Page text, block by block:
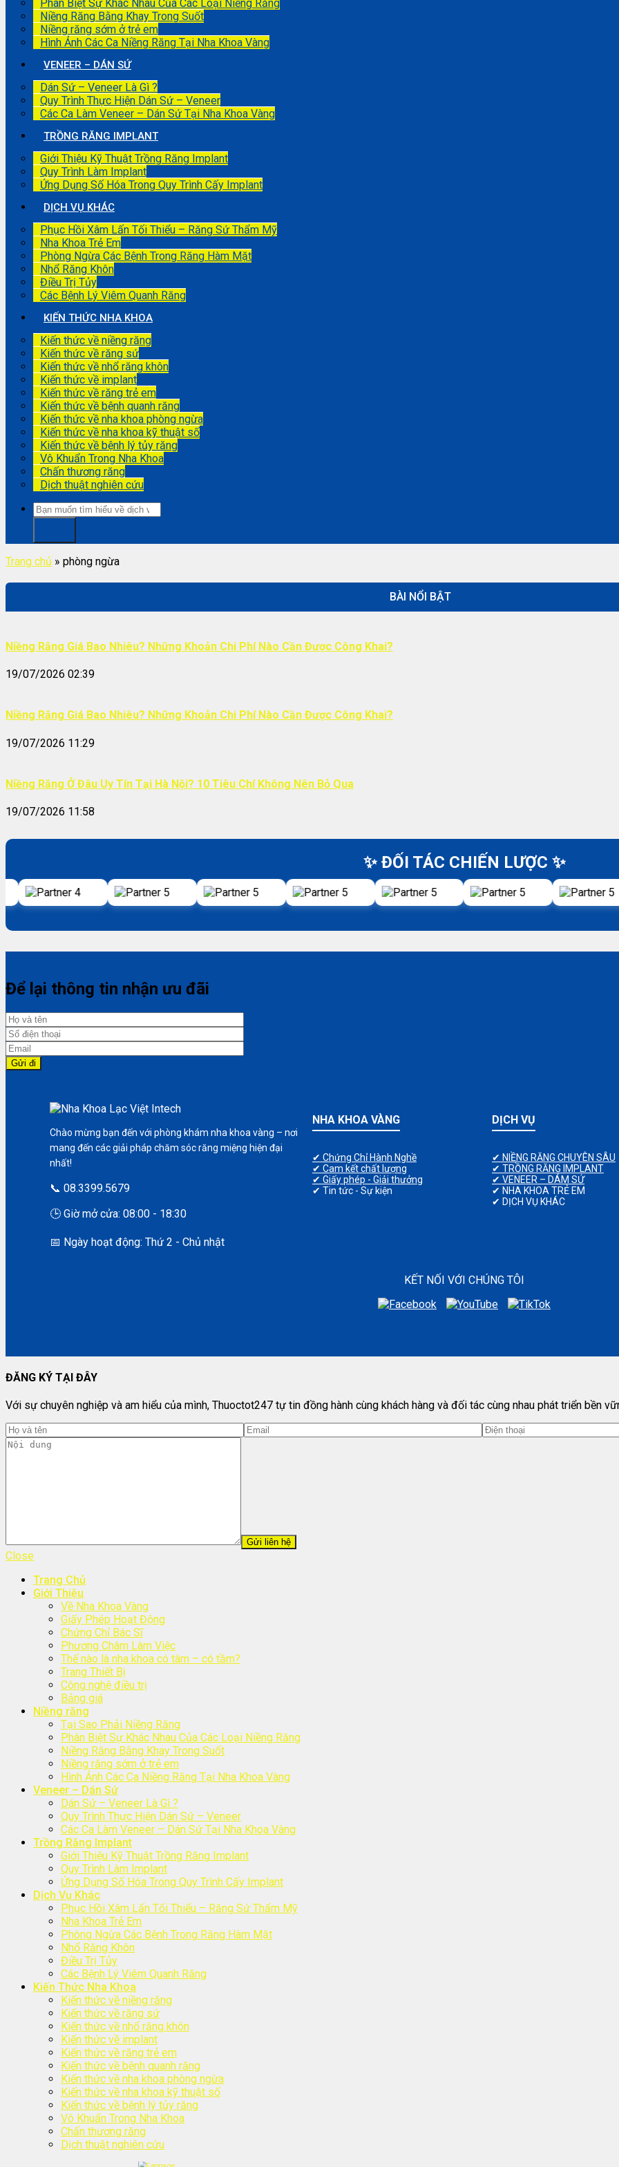
Phân Biệt Sự Khác Nhau Của Các Loại Niềng Răng
Niềng Răng Bằng Khay Trong Suốt
Niềng răng sớm ở trẻ em
Hình Ảnh Các Ca Niềng Răng Tại Nha Khoa Vàng
VENEER – DÁN SỨ
Dán Sứ – Veneer Là Gì ?
Quy Trình Thực Hiện Dán Sứ – Veneer
Các Ca Làm Veneer – Dán Sứ Tại Nha Khoa Vàng
TRỒNG RĂNG IMPLANT
Giới Thiệu Kỹ Thuật Trồng Răng Implant
Quy Trình Làm Implant
Ứng Dụng Số Hóa Trong Quy Trình Cấy Implant
DỊCH VỤ KHÁC
Phục Hồi Xâm Lấn Tối Thiểu – Răng Sứ Thẩm Mỹ
Nha Khoa Trẻ Em
Phòng Ngừa Các Bệnh Trong Răng Hàm Mặt
Nhổ Răng Khôn
Điều Trị Tủy
Các Bệnh Lý Viêm Quanh Răng
KIẾN THỨC NHA KHOA
Kiến thức về niềng răng
Kiến thức về răng sứ
Kiến thức về nhổ răng khôn
Kiến thức về implant
Kiến thức về răng trẻ em
Kiến thức về bệnh quanh răng
Kiến thức về nha khoa phòng ngừa
Kiến thức về nha khoa kỹ thuật số
Kiến thức về bệnh lý tủy răng
Vô Khuẩn Trong Nha Khoa
Chấn thương răng
Dịch thuật nghiên cứu
Trang chủ » phòng ngừa
BÀI NỔI BẬT
Niềng Răng Giá Bao Nhiêu? Những Khoản Chi Phí Nào Cần Được Công Khai?
19/07/2026 02:39
Niềng Răng Giá Bao Nhiêu? Những Khoản Chi Phí Nào Cần Được Công Khai?
19/07/2026 11:29
Niềng Răng Ở Đâu Uy Tín Tại Hà Nội? 10 Tiêu Chí Không Nên Bỏ Qua
19/07/2026 11:58
✨ ĐỐI TÁC CHIẾN LƯỢC ✨
Để lại thông tin nhận ưu đãi
Chào mừng bạn đến với phòng khám nha khoa vàng – nơi
mang đến các giải pháp chăm sóc răng miệng hiện đại
nhất!
📞 08.3399.5679
🕒 Giờ mở cửa: 08:00 - 18:30
📅 Ngày hoạt động: Thứ 2 - Chủ nhật
NHA KHOA VÀNG
✔ Chứng Chỉ Hành Nghề
✔ Cam kết chất lượng
✔ Giấy phép - Giải thưởng
✔ Tin tức - Sự kiện
DỊCH VỤ
✔ NIỀNG RĂNG CHUYÊN SÂU
✔ TRỒNG RĂNG IMPLANT
✔ VENEER – DÁM SỨ
✔ NHA KHOA TRẺ EM
✔ DỊCH VỤ KHÁC
KẾT NỐI VỚI CHÚNG TÔI
ĐĂNG KÝ TẠI ĐÂY
Với sự chuyên nghiệp và am hiểu của mình, Thuoctot247 tự tin đồng hành cùng khách hàng và đối tác cùng nhau phát triển bền
Close
Trang Chủ
Giới Thiệu
Về Nha Khoa Vàng
Giấy Phép Hoạt Động
Chứng Chỉ Bác Sĩ
Phương Châm Làm Việc
Thế nào là nha khoa có tâm – có tầm?
Trang Thiết Bị
Công nghệ điều trị
Bảng giá
Niềng răng
Tại Sao Phải Niềng Răng
Phân Biệt Sự Khác Nhau Của Các Loại Niềng Răng
Niềng Răng Bằng Khay Trong Suốt
Niềng răng sớm ở trẻ em
Hình Ảnh Các Ca Niềng Răng Tại Nha Khoa Vàng
Veneer – Dán Sứ
Dán Sứ – Veneer Là Gì ?
Quy Trình Thực Hiện Dán Sứ – Veneer
Các Ca Làm Veneer – Dán Sứ Tại Nha Khoa Vàng
Trồng Răng Implant
Giới Thiệu Kỹ Thuật Trồng Răng Implant
Quy Trình Làm Implant
Ứng Dụng Số Hóa Trong Quy Trình Cấy Implant
Dịch Vụ Khác
Phục Hồi Xâm Lấn Tối Thiểu – Răng Sứ Thẩm Mỹ
Nha Khoa Trẻ Em
Phòng Ngừa Các Bệnh Trong Răng Hàm Mặt
Nhổ Răng Khôn
Điều Trị Tủy
Các Bệnh Lý Viêm Quanh Răng
Kiến Thức Nha Khoa
Kiến thức về niềng răng
Kiến thức về răng sứ
Kiến thức về nhổ răng khôn
Kiến thức về implant
Kiến thức về răng trẻ em
Kiến thức về bệnh quanh răng
Kiến thức về nha khoa phòng ngừa
Kiến thức về nha khoa kỹ thuật số
Kiến thức về bệnh lý tủy răng
Vô Khuẩn Trong Nha Khoa
Chấn thương răng
Dịch thuật nghiên cứu